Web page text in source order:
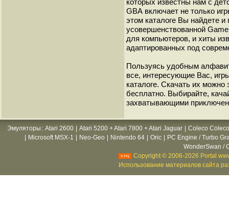
которых известны нам с
GВА включает не только
этом каталоге Вы найдете
усовершенствованной
для компьютеров, и хиты
адаптированных под
Пользуясь удобным
все, интересующие Вас,
каталоге. Скачать их
бесплатно. Выбирайте,
захватывающими
Эмуляторы : Atari 2600 Atari 5200 + Atari 7800 + Atari Jaguar
Coleco
Microsoft MSX-1 Neo-Geo Nintendo 64 Oric
PC Engine / Turbo
WonderSwan /
Copyright © 2006-2026 Portal
Использование материалов сайта